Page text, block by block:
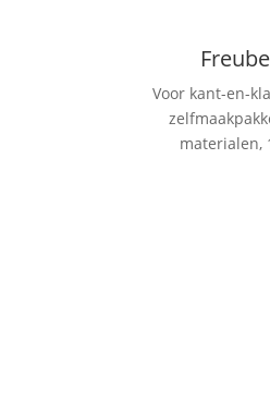
Voor kant-en-
materialen,